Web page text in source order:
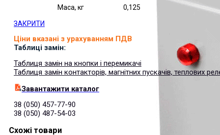
Маса, кг 0,125
ЗАКРИТИ
Ціни вказані з урахуванням ПДВ
Таблиці замін:
Таблиця замін на кнопки і перемикачі
Таблиця замін контакторів, магнітних пускачів, теплових
Завантажити каталог
38 (050) 457-77-90
38 (050) 487-54-03
Схожі товари